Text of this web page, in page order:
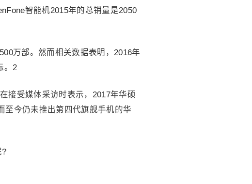
智能机2015年的总销量是2050
万部。然而相关数据表明，2016年
。2
接受媒体采访时表示，2017年华硕
至今仍未推出第四代旗舰手机的华
?